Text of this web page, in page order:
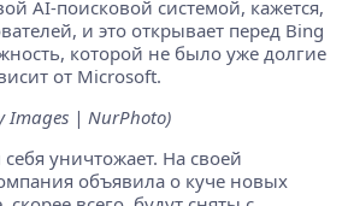
AI-поисковой системой, кажется,
и это открывает перед Bing
которой не было уже долгие
от Microsoft.
Images | NurPhoto)
уничтожает. На своей
объявила о куче новых